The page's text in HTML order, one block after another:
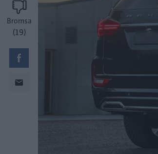
Bromsa
(19)